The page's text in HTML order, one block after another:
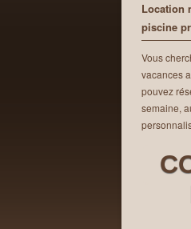
Location
piscine
Vous
vacances
pouvez
semaine,